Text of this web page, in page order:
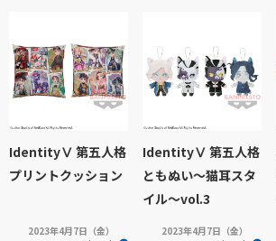
IdentityⅤ 第五人格
プリントクッション
2023年4月7日（金）
IdentityⅤ 第五人格
ともぬい～猫耳スタ
イル～vol.3
2023年4月7日（金）